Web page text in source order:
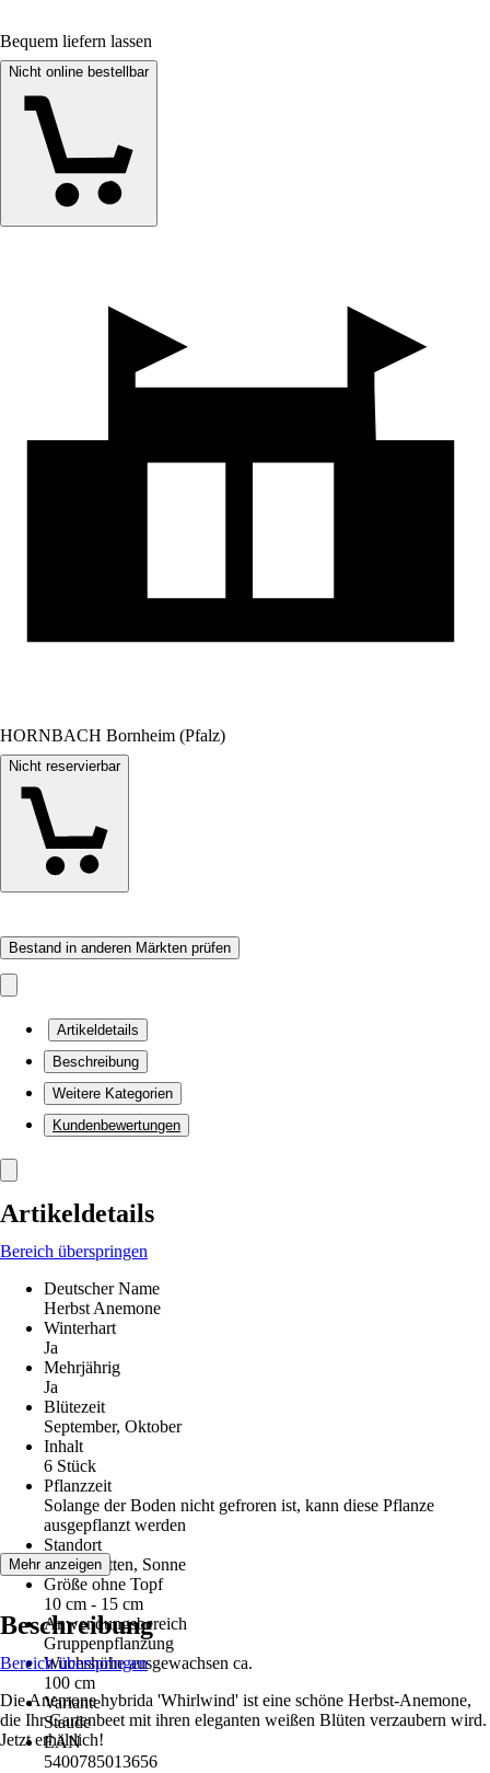
Bequem liefern lassen
Nicht online bestellbar
HORNBACH Bornheim (Pfalz)
Nicht reservierbar
Bestand in anderen Märkten prüfen
Artikeldetails
Beschreibung
Weitere Kategorien
Kundenbewertungen
Artikeldetails
Bereich überspringen
Deutscher Name
Herbst Anemone
Winterhart
Ja
Mehrjährig
Ja
Blütezeit
September, Oktober
Inhalt
6 Stück
Pflanzzeit
Solange der Boden nicht gefroren ist, kann diese Pflanze
ausgepflanzt werden
Standort
Halbschatten, Sonne
Größe ohne Topf
10 cm - 15 cm
Anwendungsbereich
Gruppenpflanzung
Wuchshöhe ausgewachsen ca.
100 cm
Variante
Staude
EAN
5400785013656
Mehr anzeigen
Beschreibung
Bereich überspringen
Die Anemone hybrida 'Whirlwind' ist eine schöne Herbst-Anemone,
die Ihr Gartenbeet mit ihren eleganten weißen Blüten verzaubern wird.
Jetzt erhältlich!